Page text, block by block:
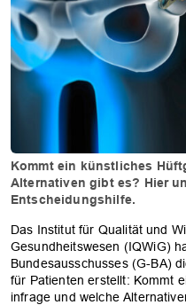
Kommt ein künstliches
Alternativen gibt es? Hier
Entscheidungshilfe.
Das Institut für Qualität und
Gesundheitswesen (IQWiG)
Bundesausschusses (G-BA)
für Patienten erstellt: Kommt
infrage und welche